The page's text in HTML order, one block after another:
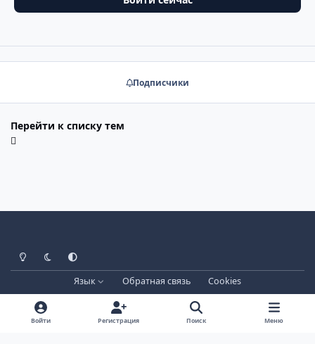
Подписчики
Перейти к списку тем
Светлый режим
Тёмный режим
Системные настройки
Язык Обратная связь
Cookies
Лицензия зарегистрирована на IPBSkins.ru
Powered by
Invision Community
Войти Регистрация Поиск Меню